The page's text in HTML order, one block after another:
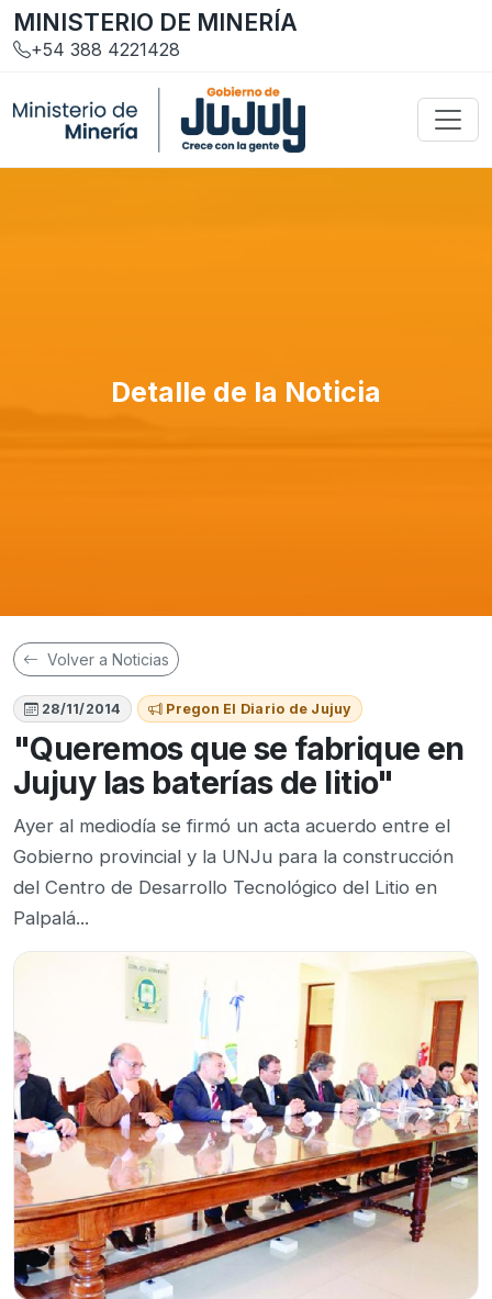
MINISTERIO DE MINERÍA
+54 388 4221428
Detalle de la Noticia
Volver a Noticias
28/11/2014 Pregon El Diario de Jujuy
"Queremos que se fabrique en
Jujuy las baterías de litio"
Ayer al mediodía se firmó un acta acuerdo entre el
Gobierno provincial y la UNJu para la construcción
del Centro de Desarrollo Tecnológico del Litio en
Palpalá...